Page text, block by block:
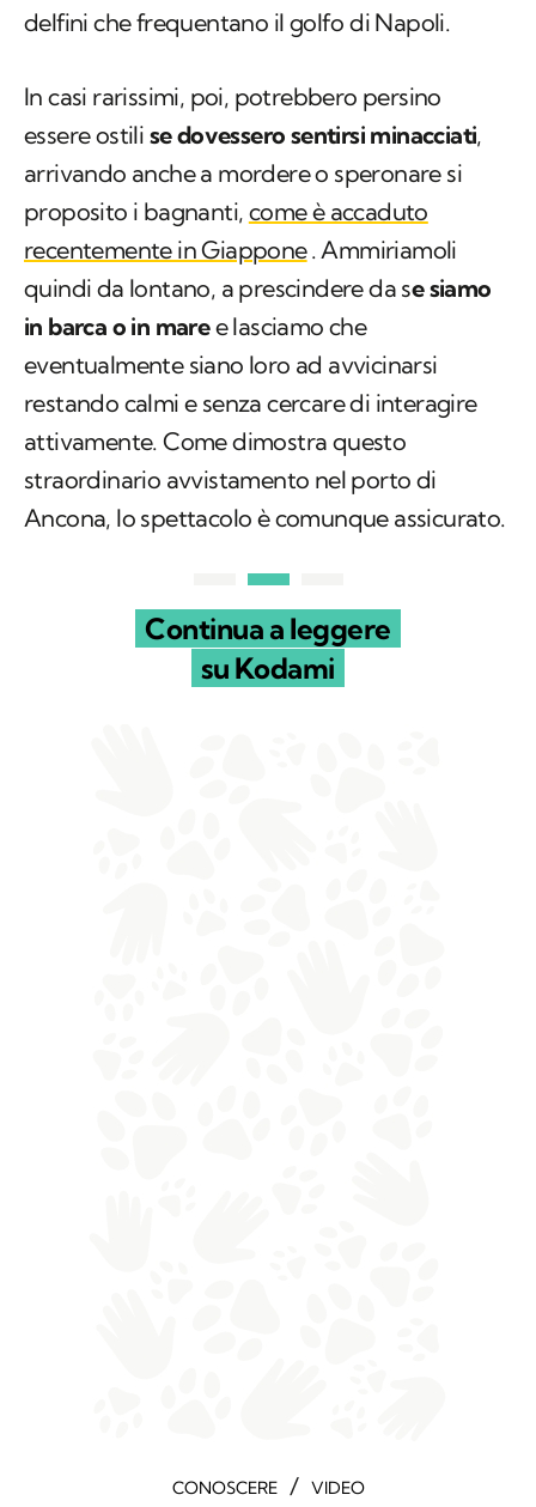
delfini che frequentano il golfo di Napoli.
In casi rarissimi, poi, potrebbero persino
essere ostili se dovessero sentirsi minacciati,
arrivando anche a mordere o speronare si
proposito i bagnanti, come è accaduto
recentemente in Giappone. Ammiriamoli
quindi da lontano, a prescindere da se siamo
in barca o in maree lasciamo che
eventualmente siano loro ad avvicinarsi
restando calmi e senza cercare di interagire
attivamente. Come dimostra questo
straordinario avvistamento nel porto di
Ancona, lo spettacolo è comunque assicurato.
Continua a leggere
su Kodami
CONOSCERE / VIDEO